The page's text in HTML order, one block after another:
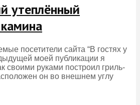
утеплённый
посетители сайта “В гостях у
моей публикации я
своими руками построил гриль-
он во внешнем углу